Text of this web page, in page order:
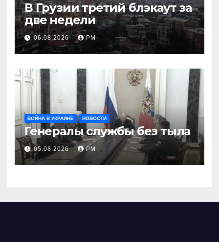
В Грузии третий блэкаут за
две недели
06.08.2026 РМ
ВОЙНА В УКРАИНЕ НОВОСТИ
Генералы службы без тыла
05.08.2026 РМ